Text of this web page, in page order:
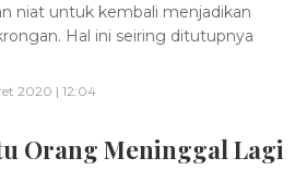
niat untuk kembali menjadikan
Hal ini seiring ditutupnya
2020 | 12:04
Orang Meninggal Lagi